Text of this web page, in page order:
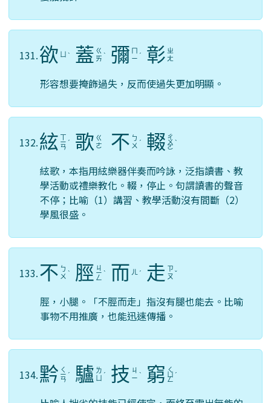
131.欲 ˋ 蓋 ㄍ
ㄞ ˋ 彌 ㄇ
ㄧ ˊ 彰 ㄓ
ㄤ
形容想要掩飾過失，反而使過失更加明顯。
132.絃 ㄒ
ㄧ
ㄢ
ˊ 歌 ㄍ
ㄜ
不 ㄅ
ㄨ ˊ 輟 ㄔ
ㄨ
ㄛ
ˋ
絃歌，本指用絃樂器伴奏而吟詠，泛指讀書、教
學活動或禮樂教化。輟，停止。句謂讀書的聲音
不停；比喻（1）講習、教學活動沒有間斷（2）
學風很盛。
133.不 ㄅ
ㄨ ˋ 脛 ㄐ
ㄧ
ㄥ
ˋ 而 ㄦ ˊ 走 ㄗ
ㄡ ˇ
脛，小腿。「不脛而走」指沒有腿也能去。比喻
事物不用推廣，也能迅速傳播。
134.黔 ㄑ
ㄧ
ㄢ
ˊ 驢 ㄌ
ˊ 技 ㄐ
ㄧ ˋ 窮 ㄑ
ㄩ
ㄥ
ˊ